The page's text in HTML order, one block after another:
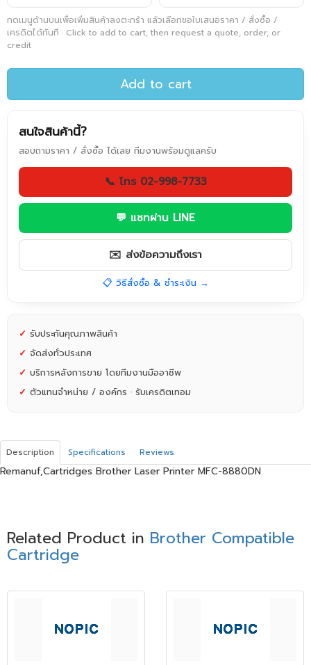
กดเมนูด้านบนเพื่อเพิ่มสินค้าลงตะกร้า แล้วเลือกขอใบเสนอราคา / สั่งซื้อ /
เครดิตได้ทันที · Click to add to cart, then request a quote, order, or
credit
Add to cart
สนใจสินค้านี้?
สอบถามราคา / สั่งซื้อ ได้เลย ทีมงานพร้อมดูแลครับ
📞 โทร 02-998-7733
💬 แชทผ่าน LINE
✉️ ส่งข้อความถึงเรา
📋 วิธีสั่งซื้อ & ชำระเงิน →
✓ รับประกันคุณภาพสินค้า
✓ จัดส่งทั่วประเทศ
✓ บริการหลังการขาย โดยทีมงานมืออาชีพ
✓ ตัวแทนจำหน่าย / องค์กร · รับเครดิตเทอม
Description Specifications Reviews
Remanuf,Cartridges Brother Laser Printer MFC-8880DN
Related Product in Brother Compatible
Cartridge